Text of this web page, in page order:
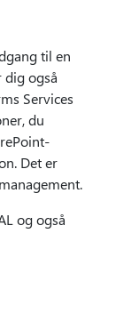
til en
dig også
Services
du
Det er
og også